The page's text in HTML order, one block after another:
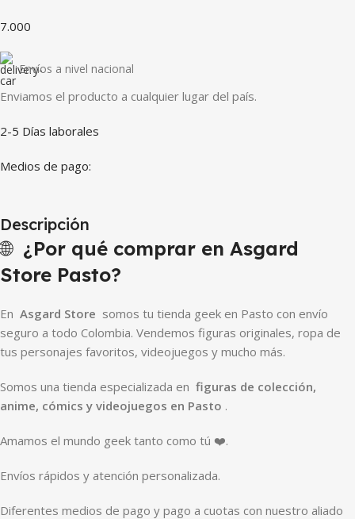
7.000
Envíos a nivel nacional
Enviamos el producto a cualquier lugar del país.
2-5 Días laborales
Medios de pago:
Descripción
🌐 ¿Por qué comprar en Asgard
Store Pasto?
En Asgard Store somos tu tienda geek en Pasto con envío
seguro a todo Colombia. Vendemos figuras originales, ropa de
tus personajes favoritos, videojuegos y mucho más.
Somos una tienda especializada en figuras de colección,
anime, cómics y videojuegos en Pasto .
Amamos el mundo geek tanto como tú ❤️.
Envíos rápidos y atención personalizada.
Diferentes medios de pago y pago a cuotas con nuestro aliado